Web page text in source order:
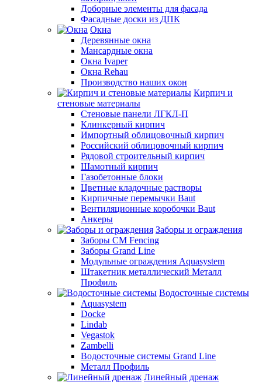
Доборные элементы для фасада
Фасадные доски из ДПК
Окна
Деревянные окна
Мансардные окна
Окна Ivaper
Окна Rehau
Производство наших окон
Кирпич и
стеновые материалы
Стеновые панели ЛГКЛ-П
Клинкерный кирпич
Импортный облицовочный кирпич
Российский облицовочный кирпич
Рядовой строительный кирпич
Шамотный кирпич
Газобетонные блоки
Цветные кладочные растворы
Кирпичные перемычки Baut
Вентиляционные коробочки Baut
Анкеры
Заборы и ограждения
Заборы CM Fencing
Заборы Grand Line
Модульные ограждения Aquasystem
Штакетник металлический Металл
Профиль
Водосточные системы
Aquasystem
Docke
Lindab
Vegastok
Zambelli
Водосточные системы Grand Line
Металл Профиль
Линейный дренаж